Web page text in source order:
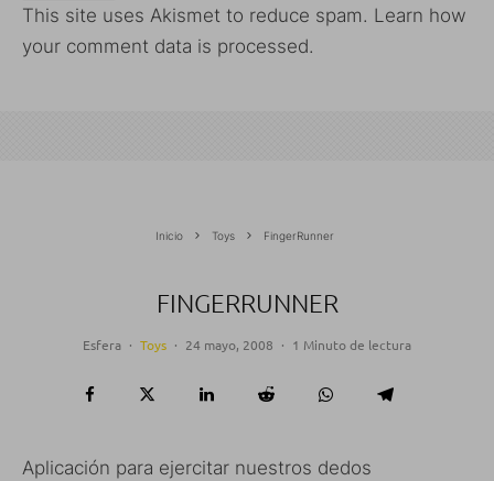
This site uses Akismet to reduce spam. Learn how
your comment data is processed.
Inicio Toys FingerRunner
FINGERRUNNER
Esfera · Toys · 24 mayo, 2008 · 1 Minuto de lectura
Aplicación para ejercitar nuestros dedos